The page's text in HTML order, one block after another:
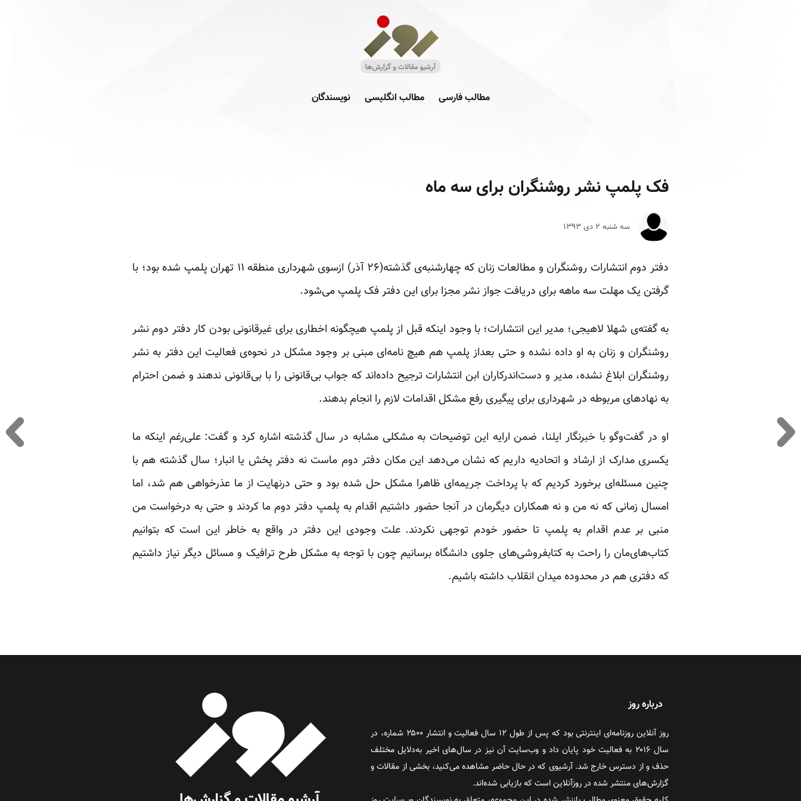
مطالب فارسی مطالب انگلیسی نویسندگان
فک پلمپ نشر روشنگران برای سه ماه
سه شنبه ۲ دى ۱۳۹۳
دفتر دوم انتشارات روشنگران و مطالعات زنان که چهارشنبه‌ی گذشته(۲۶ آذر) ازسوی شهرداری منطقه ۱۱ تهران پلمپ شده بود؛ با
گرفتن یک مهلت سه ماهه برای دریافت جواز نشر مجزا برای این دفتر فک پلمپ می‌شود.
به گفته‌ی شهلا لاهیجی؛ مدیر این انتشارات؛ با وجود اینکه قبل از پلمپ هیچگونه اخطاری برای غیرقانونی بودن کار دفتر دوم نشر
روشنگران و زنان به او داده نشده و حتی بعداز پلمپ هم هیچ نامه‌ای مبنی بر وجود مشکل در نحوه‌ی فعالیت این دفتر به نشر
روشنگران ابلاغ نشده، مدیر و دست‌اندرکاران ابن انتشارات ترجیح داده‌اند که جواب بی‌قانونی را با بی‌قانونی ندهند و ضمن احترام
به نهادهای مربوطه در شهرداری برای پیگیری رفع مشکل اقدامات لازم را انجام بدهند.
او در گفت‌وگو با خبرنگار ایلنا، ضمن ارایه این توضیحات به مشکلی مشابه در سال گذشته اشاره کرد و گفت: علی‌رغم اینکه ما
یکسری مدارک از ارشاد و اتحادیه داریم که نشان می‌دهد این مکان دفتر دوم ماست نه دفتر پخش یا انبار؛ سال گذشته هم با
چنین مسئله‌ای برخورد کردیم که با پرداخت جریمه‌ای ظاهرا مشکل حل شده بود و حتی درنهایت از ما عذرخواهی هم شد، اما
امسال زمانی که نه من و نه همکاران دیگرمان در آنجا حضور داشتیم اقدام به پلمپ دفتر دوم ما کردند و حتی به درخواست من
منبی بر عدم اقدام به پلمپ تا حضور خودم توجهی نکردند. علت وجودی این دفتر در واقع به خاطر این است که بتوانیم
کتاب‌های‌مان را راحت به کتابفروشی‌های جلوی دانشگاه برسانیم چون با توجه به مشکل طرح ترافیک و مسائل دیگر نیاز داشتیم
که دفتری هم در محدوده میدان انقلاب داشته باشیم.
درباره روز
روز آنلاین روزنامه‌ای اینترنتی بود که پس از طول ۱۲ سال فعالیت و انتشار ۲۵۰۰ شماره، در
سال ۲۰۱۶ به فعالیت خود پایان داد و وب‌سایت آن نیز در سال‌های اخیر به‌دلایل مختلف
حذف و از دسترس خارج شد. آرشیوی که در حال حاضر مشاهده می‌کنید، بخشی از مقالات و
گزارش‌های منتشر شده در روزآنلاین است که بازیابی شده‌اند.